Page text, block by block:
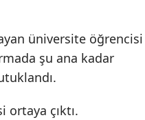
üniversite öğrencisi
şu ana kadar
çıktı.